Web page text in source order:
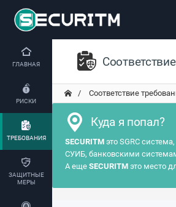
ГЛАВНАЯ
РИСКИ
ТРЕБОВАНИЯ
ЗАЩИТНЫЕ
МЕРЫ
Соответствие
Куда я попал?
SECURITM это SGRC система,
СУИБ, банковскими
А еще SECURITM это место